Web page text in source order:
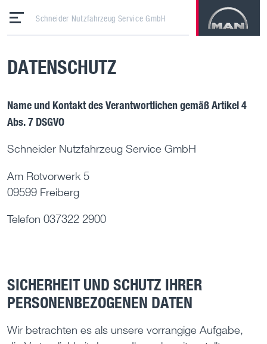
Schneider Nutzfahrzeug Service GmbH
DATENSCHUTZ
Name und Kontakt des Verantwortlichen gemäß Artikel 4
Abs. 7 DSGVO
Schneider Nutzfahrzeug Service GmbH
Am Rotvorwerk 5
09599 Freiberg
Telefon 037322 2900
SICHERHEIT UND SCHUTZ IHRER
PERSONENBEZOGENEN DATEN
Wir betrachten es als unsere vorrangige Aufgabe,